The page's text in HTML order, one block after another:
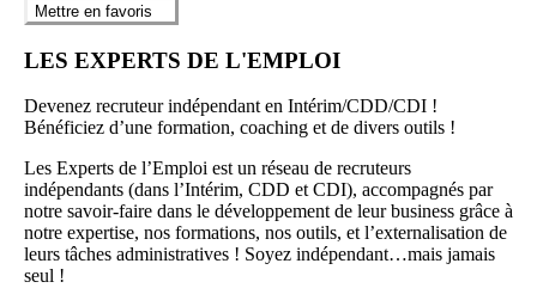
Mettre en favoris
LES EXPERTS DE L'EMPLOI
Devenez recruteur indépendant en Intérim/CDD/CDI !
Bénéficiez d’une formation, coaching et de divers outils !
Les Experts de l’Emploi est un réseau de recruteurs
indépendants (dans l’Intérim, CDD et CDI), accompagnés par
notre savoir-faire dans le développement de leur business grâce à
notre expertise, nos formations, nos outils, et l’externalisation de
leurs tâches administratives ! Soyez indépendant…mais jamais
seul !